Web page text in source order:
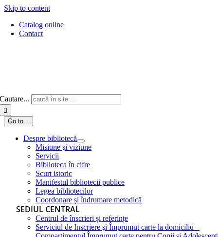
Skip to content
Catalog online
Contact
Cautare...
Go to...
Despre bibliotecă
Misiune şi viziune
Servicii
Biblioteca în cifre
Scurt istoric
Manifestul bibliotecii publice
Legea bibliotecilor
Coordonare și îndrumare metodică
SEDIUL CENTRAL
Centrul de înscrieri și referințe
Serviciul de Inscriere şi Împrumut carte la domiciliu –